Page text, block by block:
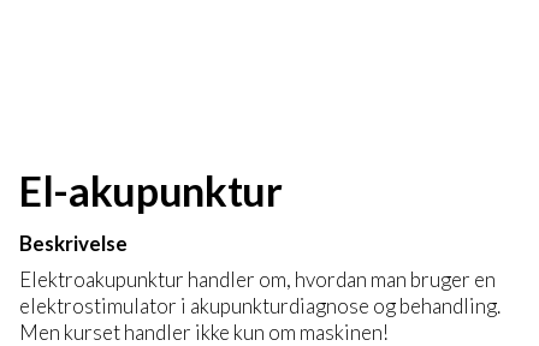
El-akupunktur
Beskrivelse
Elektroakupunktur handler om, hvordan man bruger en
elektrostimulator i akupunkturdiagnose og behandling.
Men kurset handler ikke kun om maskinen!